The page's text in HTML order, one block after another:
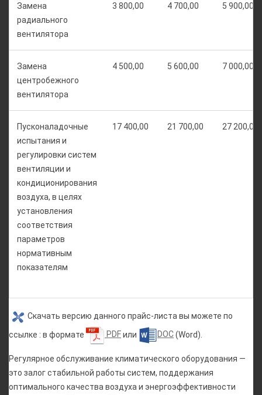
Замена
радиального
вентилятора
3 800,00 4 700,00 5 900,00
Замена
центробежного
вентилятора
4 500,00 5 600,00 7 000,00
Пусконаладочные
испытания и
регулировки систем
вентиляции и
кондиционирования
воздуха, в целях
установления
соответствия
параметров
нормативным
показателям
17 400,00 21 700,00 27 200,00
Скачать версию данного прайс-листа вы можете по
ссылке : в формате
PDFили DOC(Word).
Регулярное обслуживание климатического оборудования —
это залог стабильной работы систем, поддержания
оптимального качества воздуха и энергоэффективности